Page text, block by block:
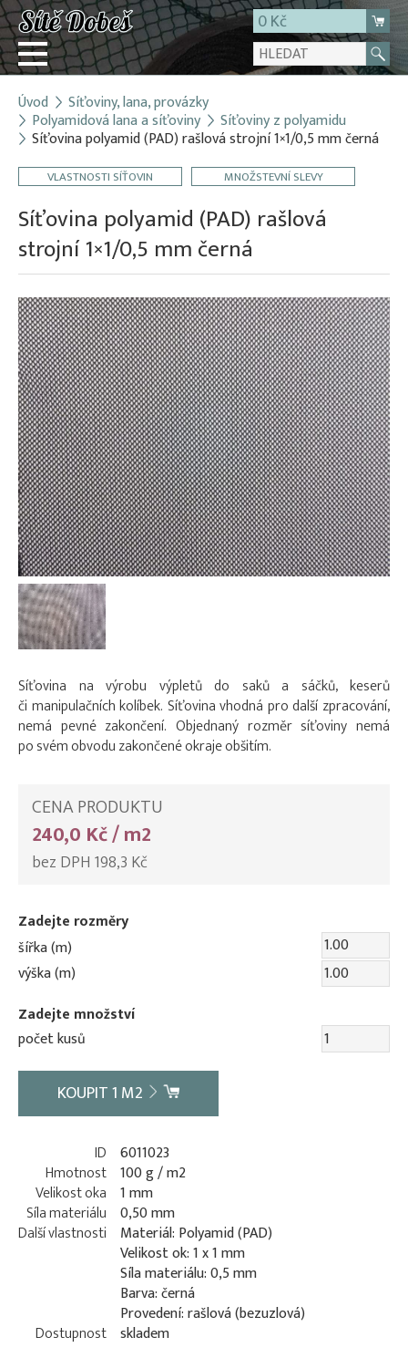
0 Kč
Přihlásit
Registrace
E-shop
O firmě
Kontakt
Úvod Síťoviny, lana, provázky
Polyamidová lana a síťoviny Síťoviny z polyamidu
Síťovina polyamid (PAD) rašlová strojní 1×1/0,5 mm černá
VLASTNOSTI SÍŤOVIN MNOŽSTEVNÍ SLEVY
Síťovina polyamid (PAD) rašlová
strojní 1×1/0,5 mm černá
Síťovina na výrobu výpletů do saků a sáčků, keserů
či manipulačních kolíbek. Síťovina vhodná pro další zpracování,
nemá pevné zakončení. Objednaný rozměr síťoviny nemá
po svém obvodu zakončené okraje obšitím.
CENA PRODUKTU
240,0 Kč / m2
bez DPH 198,3 Kč
Zadejte rozměry
šířka (m)
výška (m)
Zadejte množství
počet kusů
KOUPIT1 M2
ID 6011023
Hmotnost 100 g / m2
Velikost oka 1 mm
Síla materiálu 0,50 mm
Další vlastnosti
Materiál: Polyamid (PAD)
Velikost ok: 1 x 1 mm
Síla materiálu: 0,5 mm
Barva: černá
Provedení: rašlová (bezuzlová)
Dostupnost skladem